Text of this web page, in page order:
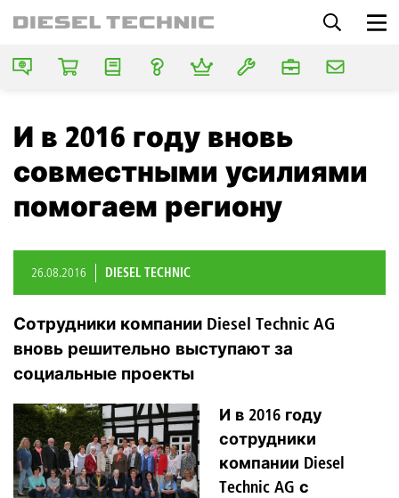
И в 2016 году вновь
совместными усилиями
помогаем региону
26.08.2016 DIESEL TECHNIC
Сотрудники компании Diesel Technic AG
вновь решительно выступают за
социальные проекты
И в 2016 году
сотрудники
компании Diesel
Technic AG с